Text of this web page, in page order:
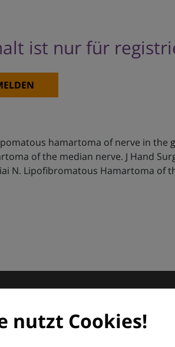
ist nur für
hamartoma of nerve in the
of the median nerve. J Hand
N. Lipofibromatous Hamartoma
nutzt Cookies!
(EDF) und Euroderm Excellence